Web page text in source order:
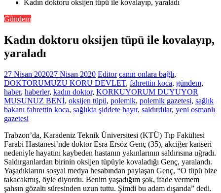
Kadın doktoru oksijen tüpü ile kovalayıp, yaraladı
Gündem
Kadın doktoru oksijen tüpü ile kovalayıp,
yaraladı
27 Nisan 202027 Nisan 2020 Editor canın onlara bağlı,
DOKTORUMUZU KORU DEVLET, fahrettin koca, gündem,
haber, haberler, kadın doktor, KORKUYORUM DUYUYOR
MUSUNUZ BENİ, oksijen tüpü, polemik, polemik gazetesi, sağlık
bakanı fahrettin koca, sağlıkta şiddete hayır, saldırdılar, yeni osmanlı
gazetesi
Trabzon’da, Karadeniz Teknik Üniversitesi (KTÜ) Tıp Fakültesi
Farabi Hastanesi’nde doktor Esra Ersöz Genç (35), akciğer kanseri
nedeniyle hayatını kaybeden hastanın yakınlarının saldırısına uğradı.
Saldırganlardan birinin oksijen tüpüyle kovaladığı Genç, yaralandı.
Yaşadıklarını sosyal medya hesabından paylaşan Genç, “O tüpü bize
takacakmış, öyle diyordu. Benim yaşadığım şok, ifade vermem
şahsın gözaltı süresinden uzun tuttu. Şimdi bu adam dışarıda” dedi.